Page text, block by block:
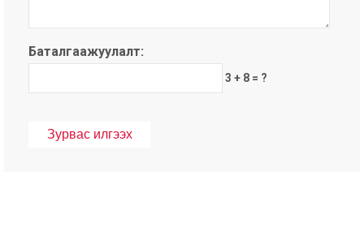
Баталгаажуулалт:
3 + 8 = ?